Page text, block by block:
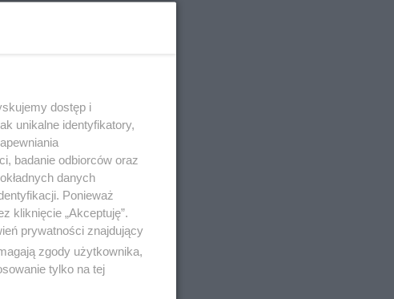
dostęp i
unikalne identyfikatory,
badanie odbiorców oraz
danych
Ponieważ
kliknięcie „Akceptuję”.
prywatności znajdujący
zgody użytkownika,
tylko na tej